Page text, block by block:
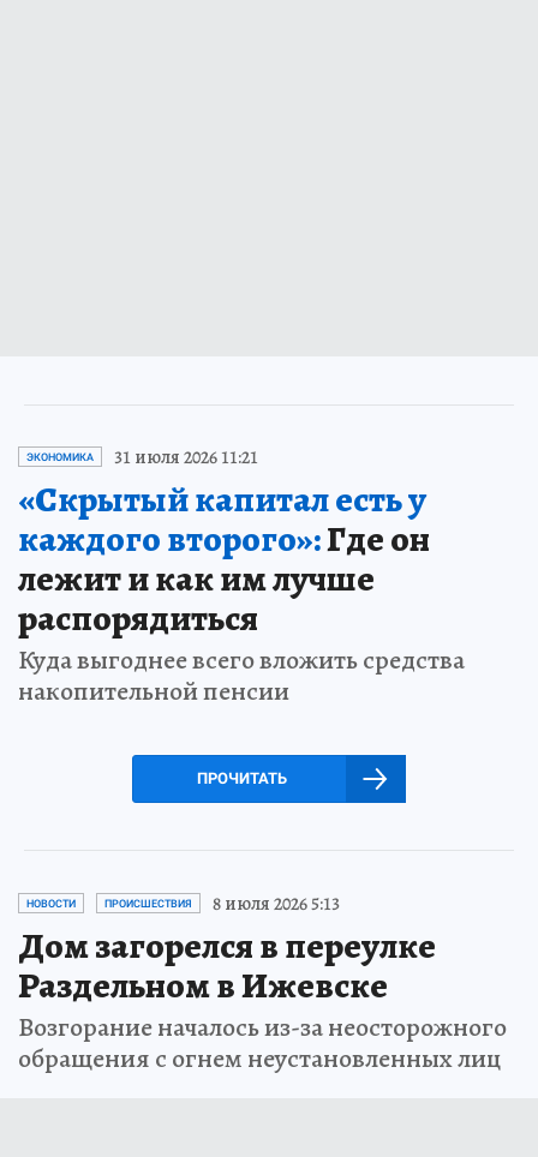
ЭКОНОМИКА 31 июля 2026 11:21
«Скрытый капитал есть у
каждого второго»:Где он
лежит и как им лучше
распорядиться
Куда выгоднее всего вложить средства
накопительной пенсии
ПРОЧИТАТЬ
НОВОСТИ ПРОИСШЕСТВИЯ 8 июля 2026 5:13
Дом загорелся в переулке
Раздельном в Ижевске
Возгорание началось из-за неосторожного
обращения с огнем неустановленных лиц